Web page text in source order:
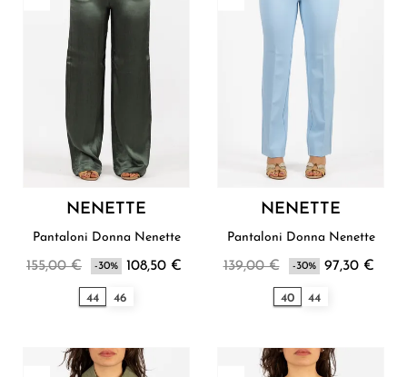
NENETTE
Pantaloni Donna Nenette
155,00 € -30% 108,50 €
44 46
NENETTE
Pantaloni Donna Nenette
139,00 € -30% 97,30 €
40 44